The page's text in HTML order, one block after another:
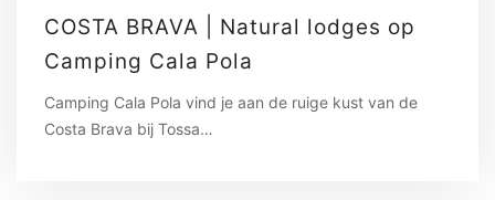
COSTA BRAVA | Natural lodges op
Camping Cala Pola
Camping Cala Pola vind je aan de ruige kust van de
Costa Brava bij Tossa…